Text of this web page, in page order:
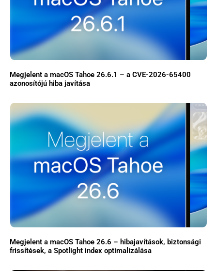
Megjelent a macOS Tahoe 26.6.1 – a CVE-2026-65400
azonosítójú hiba javítása
Megjelent a macOS Tahoe 26.6 – hibajavítások, biztonsági
frissítések, a Spotlight index optimalizálása